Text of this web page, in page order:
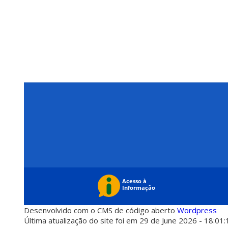
Desenvolvido com o CMS de código aberto Wordpress
Última atualização do site foi em 29 de June 2026 -